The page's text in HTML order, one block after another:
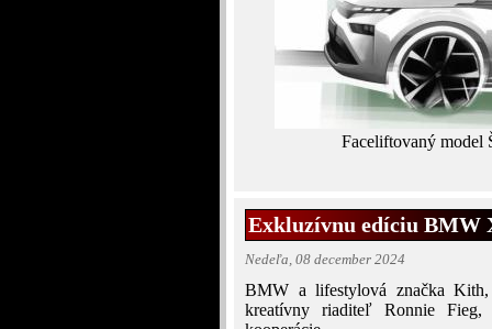
Faceliftovaný model
Exkluzívnu edíciu BMW
Nedeľa, 08 december 2024
BMW a lifestylová značka
kreatívny riaditeľ Ronnie